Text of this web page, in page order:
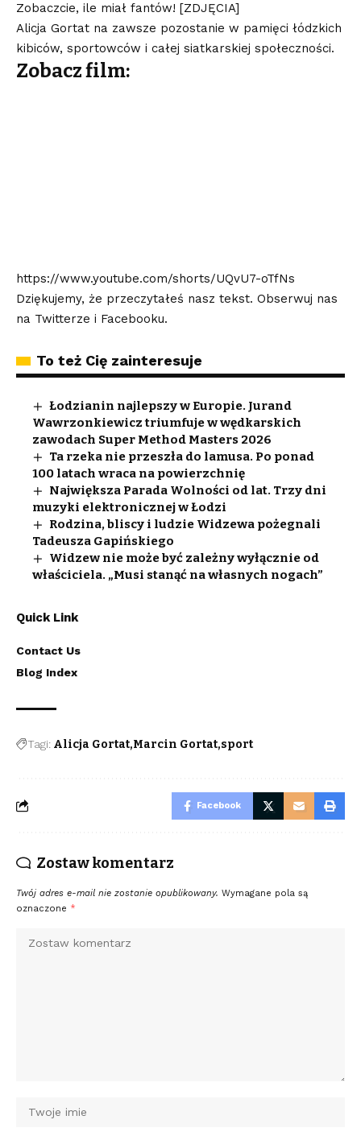
Zobaczcie, ile miał fantów! [ZDJĘCIA]
Alicja Gortat na zawsze pozostanie w pamięci łódzkich
kibiców, sportowców i całej siatkarskiej społeczności.
Zobacz film:
https://www.youtube.com/shorts/UQvU7-oTfNs
Dziękujemy, że przeczytałeś nasz tekst. Obserwuj nas
na Twitterze i Facebooku.
To też Cię zainteresuje
Łodzianin najlepszy w Europie. Jurand
Wawrzonkiewicz triumfuje w wędkarskich
zawodach Super Method Masters 2026
Ta rzeka nie przeszła do lamusa. Po ponad
100 latach wraca na powierzchnię
Największa Parada Wolności od lat. Trzy dni
muzyki elektronicznej w Łodzi
Rodzina, bliscy i ludzie Widzewa pożegnali
Tadeusza Gapińskiego
Widzew nie może być zależny wyłącznie od
właściciela. „Musi stanąć na własnych nogach”
Quick Link
Contact Us
Blog Index
Tagi: Alicja Gortat Marcin Gortat sport
Facebook
Zostaw komentarz
Twój adres e-mail nie zostanie opublikowany. Wymagane pola są
oznaczone *